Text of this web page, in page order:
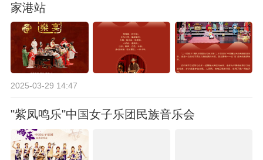
家港站
2025-03-29 14:47
"紫凤鸣乐"中国女子乐团民族音乐会